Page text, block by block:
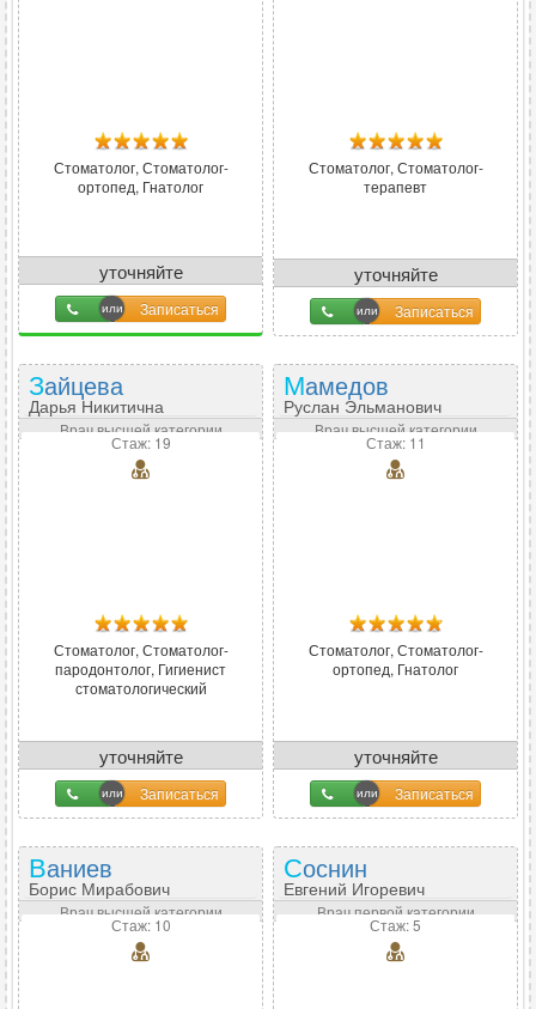
Стоматолог, Стоматолог-
ортопед, Гнатолог
уточняйте
Записаться
Стоматолог, Стоматолог-
терапевт
уточняйте
Записаться
Зайцева
Дарья Никитична
Врач высшей категории
Стаж: 19
Стоматолог, Стоматолог-
пародонтолог, Гигиенист
стоматологический
уточняйте
Записаться
Мамедов
Руслан Эльманович
Врач высшей категории
Стаж: 11
Стоматолог, Стоматолог-
ортопед, Гнатолог
уточняйте
Записаться
Ваниев
Борис Мирабович
Врач высшей категории
Стаж: 10
Соснин
Евгений Игоревич
Врач первой категории
Стаж: 5